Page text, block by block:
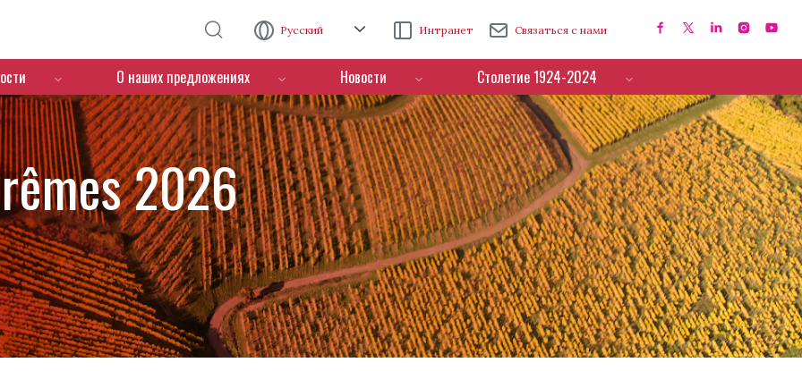
Русский Интранет Связаться с нами
О наших предложениях Новости Столетие 1924-2024
2026